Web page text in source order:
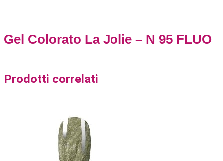
Gel Colorato La Jolie – N 95 FLUO
Prodotti correlati